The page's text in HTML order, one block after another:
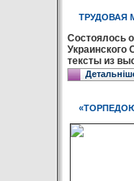
ТРУДОВАЯ
Состоялось
тексты из